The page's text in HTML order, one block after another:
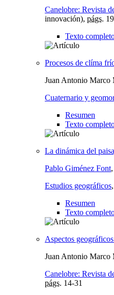
Canelobre: Revista
innovación), págs.
Texto
Procesos de clíma
Juan Antonio Marco
Cuaternario y
Resumen
Texto
La dinámica del
Pablo Giménez Font
Estudios geográficos,
Resumen
Texto
Aspectos
Juan Antonio Marco
Canelobre: Revista
págs. 14-31